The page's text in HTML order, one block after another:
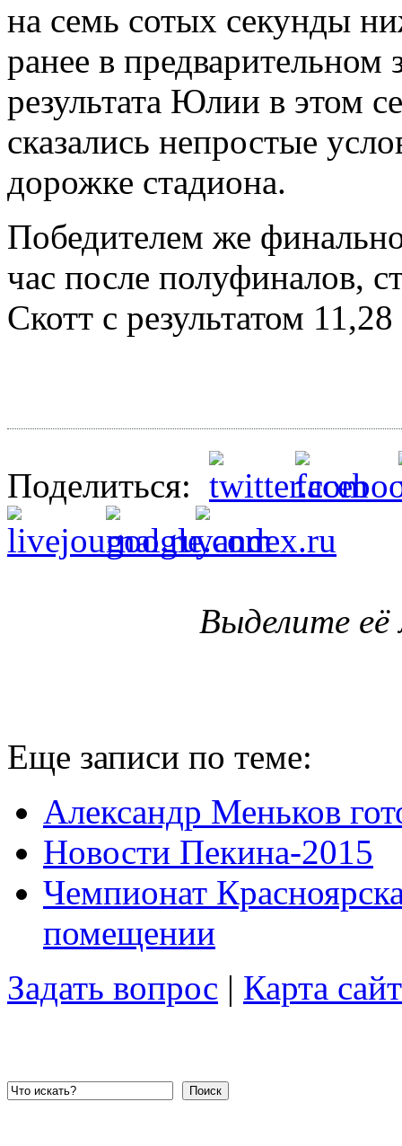
на семь сотых секунды
ранее в
результата Юлии в этом
сказались непростые
дорожке стадиона.
Победителем же
час после полуфиналов,
Скотт с результатом
Поделиться:
Выделите
Еще записи по теме:
Александр Меньков
Новости Пекина-2015
Чемпионат
помещении
Задать вопрос | Карта
Поиск